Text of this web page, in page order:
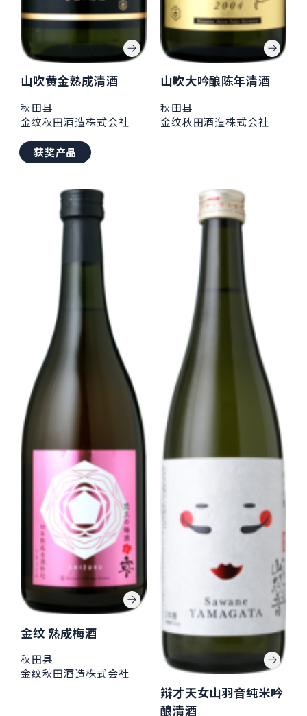
山吹黄金熟成清酒
秋田县
金纹秋田酒造株式会社
获奖产品
山吹大吟酿陈年清酒
秋田县
金纹秋田酒造株式会社
金纹 熟成梅酒
秋田县
金纹秋田酒造株式会社
辩才天女山羽音纯米吟
酿清酒